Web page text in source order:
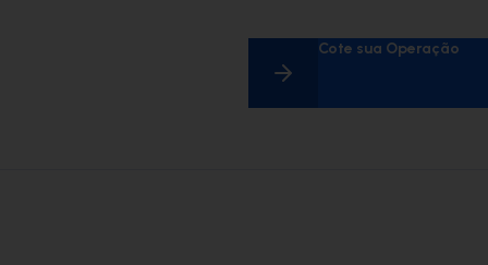
Cote sua Operação